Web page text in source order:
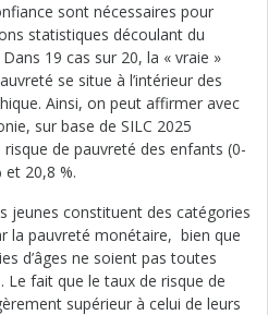
sont nécessaires pour
statistiques découlant du
19 cas sur 20, la « vraie »
se situe à l’intérieur des
Ainsi, on peut affirmer avec
sur base de SILC 2025
de pauvreté des enfants (0-
et 20,8 %.
jeunes constituent des catégories
la pauvreté monétaire, bien que
d’âges ne soient pas toutes
fait que le taux de risque de
supérieur à celui de leurs